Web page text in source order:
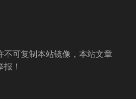
不可复制本站镜像，本站文章
！